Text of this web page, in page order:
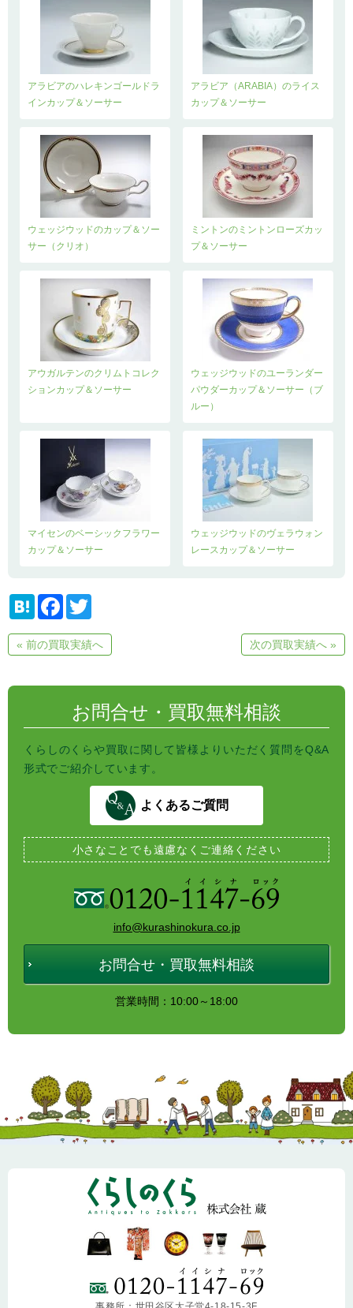
アラビアのハレキンゴールドラ
インカップ＆ソーサー
アラビア（ARABIA）のライス
カップ＆ソーサー
ウェッジウッドのカップ＆ソー
サー（クリオ）
ミントンのミントンローズカッ
プ＆ソーサー
アウガルテンのクリムトコレク
ションカップ＆ソーサー
ウェッジウッドのユーランダー
パウダーカップ＆ソーサー（ブ
ルー）
マイセンのベーシックフラワー
カップ＆ソーサー
ウェッジウッドのヴェラウォン
レースカップ＆ソーサー
H
e
n
F
e
b
k
t
t
« 前の買取実績へ 次の買取実績へ »
お問合せ・買取無料相談
くらしのくらや買取に関して皆様よりいただく質問をQ&A
形式でご紹介しています。
よくあるご質問
小さなことでも遠慮なくご連絡ください
info@kurashinokura.co.jp
お問合せ・買取無料相談
営業時間：10:00～18:00